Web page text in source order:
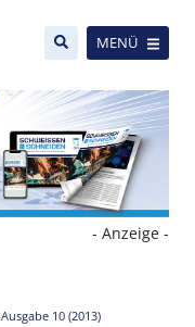
MENÜ
- Anzeige -
Ausgabe 10 (2013)